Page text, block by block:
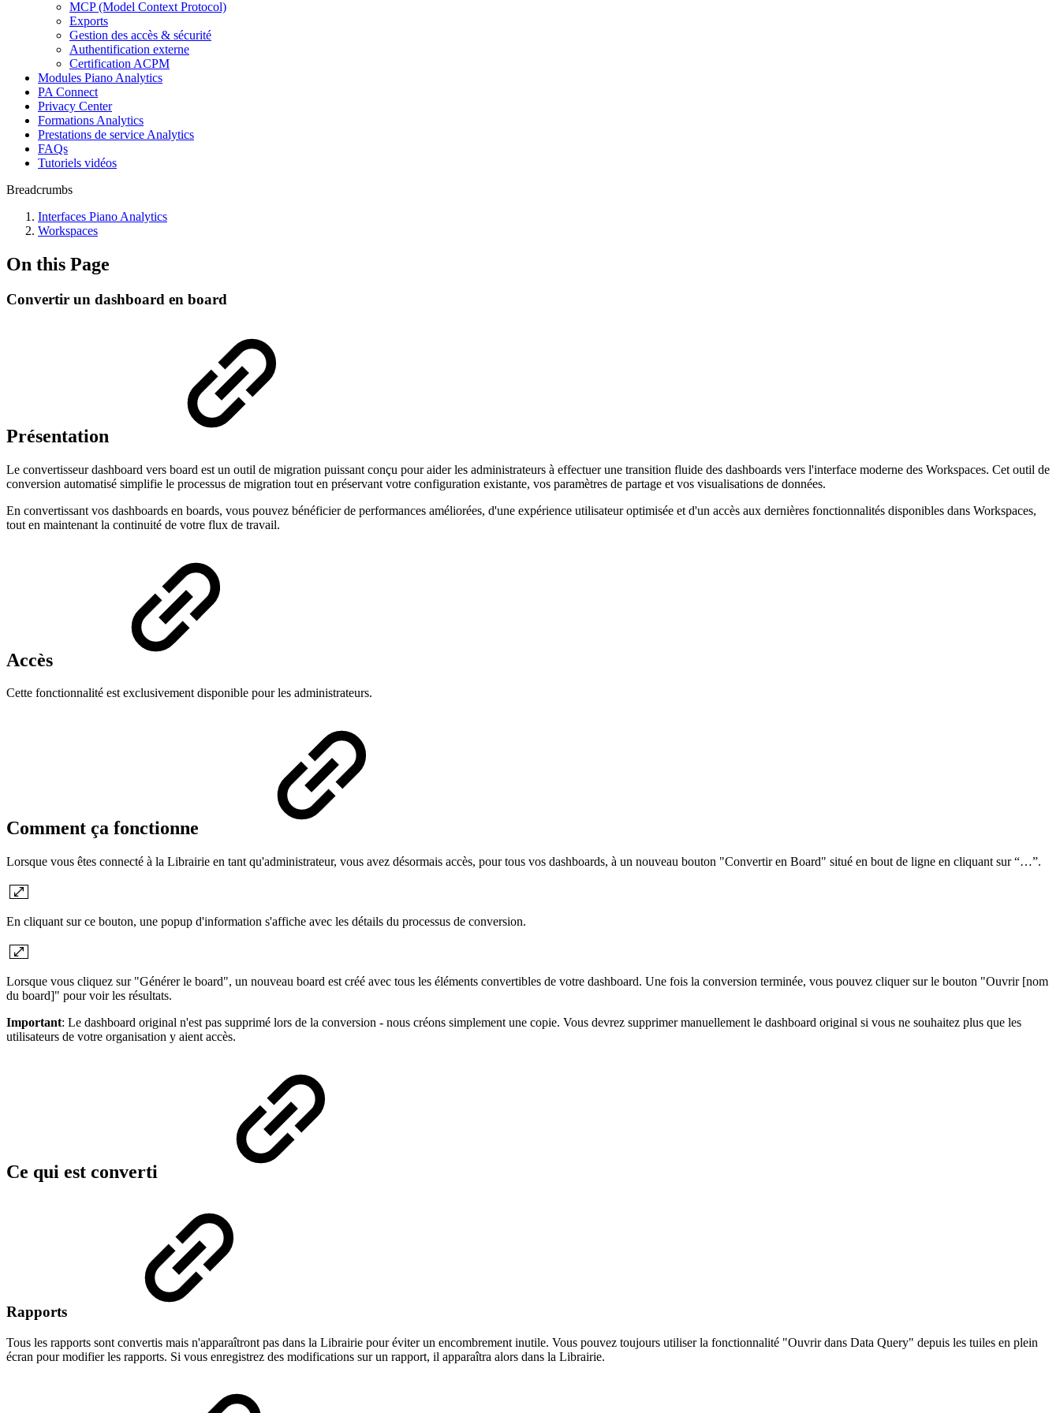
MCP (Model Context Protocol)
Exports
Gestion des accès & sécurité
Authentification externe
Certification ACPM
Modules Piano Analytics
PA Connect
Privacy Center
Formations Analytics
Prestations de service Analytics
FAQs
Tutoriels vidéos
Breadcrumbs
Interfaces Piano Analytics
Workspaces
On this Page
Convertir un dashboard en board
Présentation
Le convertisseur dashboard vers board est un outil de migration puissant conçu pour aider les administrateurs à effectuer une transition fluide des dashboards vers l'interface moderne des Workspaces. Cet outil de
conversion automatisé simplifie le processus de migration tout en préservant votre configuration existante, vos paramètres de partage et vos visualisations de données.
En convertissant vos dashboards en boards, vous pouvez bénéficier de performances améliorées, d'une expérience utilisateur optimisée et d'un accès aux dernières fonctionnalités disponibles dans Workspaces,
tout en maintenant la continuité de votre flux de travail.
Accès
Cette fonctionnalité est exclusivement disponible pour les administrateurs.
Comment ça fonctionne
Lorsque vous êtes connecté à la Librairie en tant qu'administrateur, vous avez désormais accès, pour tous vos dashboards, à un nouveau bouton "Convertir en Board" situé en bout de ligne en cliquant sur “…”.
En cliquant sur ce bouton, une popup d'information s'affiche avec les détails du processus de conversion.
Lorsque vous cliquez sur "Générer le board", un nouveau board est créé avec tous les éléments convertibles de votre dashboard. Une fois la conversion terminée, vous pouvez cliquer sur le bouton "Ouvrir [nom
du board]" pour voir les résultats.
Important: Le dashboard original n'est pas supprimé lors de la conversion - nous créons simplement une copie. Vous devrez supprimer manuellement le dashboard original si vous ne souhaitez plus que les
utilisateurs de votre organisation y aient accès.
Ce qui est converti
Rapports
Tous les rapports sont convertis mais n'apparaîtront pas dans la Librairie pour éviter un encombrement inutile. Vous pouvez toujours utiliser la fonctionnalité "Ouvrir dans Data Query" depuis les tuiles en plein
écran pour modifier les rapports. Si vous enregistrez des modifications sur un rapport, il apparaîtra alors dans la Librairie.